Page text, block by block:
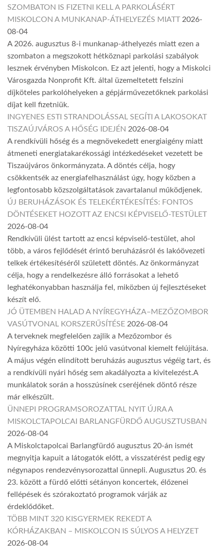
SZOMBATON IS FIZETNI KELL A PARKOLÁSÉRT
MISKOLCON A MUNKANAP-ÁTHELYEZÉS MIATT 2026-
08-04
A 2026. augusztus 8-i munkanap-áthelyezés miatt ezen a
szombaton a megszokott hétköznapi parkolási szabályok
lesznek érvényben Miskolcon. Ez azt jelenti, hogy a Miskolci
Városgazda Nonprofit Kft. által üzemeltetett felszíni
díjköteles parkolóhelyeken a gépjárművezetőknek parkolási
díjat kell fizetniük.
INGYENES ESTI STRANDOLÁSSAL SEGÍTI A LAKOSOKAT
TISZAÚJVÁROS A HŐSÉG IDEJÉN 2026-08-04
A rendkívüli hőség és a megnövekedett energiaigény miatt
átmeneti energiatakarékossági intézkedéseket vezetett be
Tiszaújváros önkormányzata. A döntés célja, hogy
csökkentsék az energiafelhasználást úgy, hogy közben a
legfontosabb közszolgáltatások zavartalanul működjenek.
ÚJ BERUHÁZÁSOK ÉS TELEKÉRTÉKESÍTÉS: FONTOS
DÖNTÉSEKET HOZOTT AZ ENCSI KÉPVISELŐ-TESTÜLET
2026-08-04
Rendkívüli ülést tartott az encsi képviselő-testület, ahol
több, a város fejlődését érintő beruházásról és lakóövezeti
telkek értékesítéséről született döntés. Az önkormányzat
célja, hogy a rendelkezésre álló forrásokat a lehető
leghatékonyabban használja fel, miközben új fejlesztéseket
készít elő.
JÓ ÜTEMBEN HALAD A NYÍREGYHÁZA–MEZŐZOMBOR
VASÚTVONAL KORSZERŰSÍTÉSE 2026-08-04
A terveknek megfelelően zajlik a Mezőzombor és
Nyíregyháza közötti 100c jelű vasútvonal kiemelt felújítása.
A május végén elindított beruházás augusztus végéig tart, és
a rendkívüli nyári hőség sem akadályozta a kivitelezést.A
munkálatok során a hosszúsínek cseréjének döntő része
már elkészült.
ÜNNEPI PROGRAMSOROZATTAL NYIT ÚJRA A
MISKOLCTAPOLCAI BARLANGFÜRDŐ AUGUSZTUSBAN
2026-08-04
A Miskolctapolcai Barlangfürdő augusztus 20-án ismét
megnyitja kapuit a látogatók előtt, a visszatérést pedig egy
négynapos rendezvénysorozattal ünnepli. Augusztus 20. és
23. között a fürdő előtti sétányon koncertek, élőzenei
fellépések és szórakoztató programok várják az
érdeklődőket.
TÖBB MINT 320 KISGYERMEK REKEDT A
KÓRHÁZAKBAN – MISKOLCON IS SÚLYOS A HELYZET
2026-08-04